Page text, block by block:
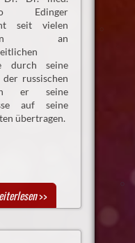
Edinger
seit vielen
an
durch seine
russischen
er seine
auf seine
übertragen.
>>